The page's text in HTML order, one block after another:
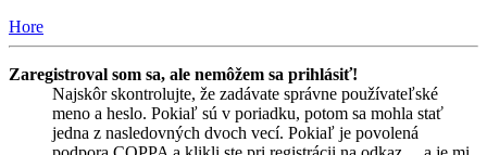
Hore
Zaregistroval som sa, ale nemôžem sa prihlásiť!
Najskôr skontrolujte, že zadávate správne používateľské
meno a heslo. Pokiaľ sú v poriadku, potom sa mohla stať
jedna z nasledovných dvoch vecí. Pokiaľ je povolená